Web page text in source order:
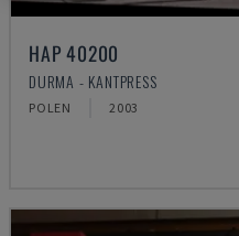
HAP 40200
DURMA - KANTPRESS
POLEN 2003